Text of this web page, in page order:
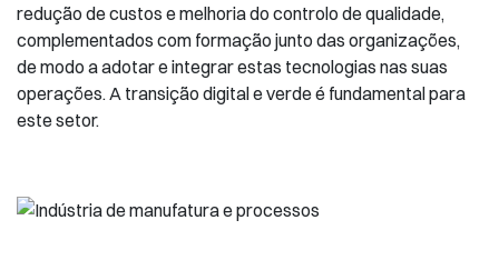
redução de custos e melhoria do controlo de qualidade,
complementados com formação junto das organizações,
de modo a adotar e integrar estas tecnologias nas suas
operações. A transição digital e verde é fundamental para
este setor.